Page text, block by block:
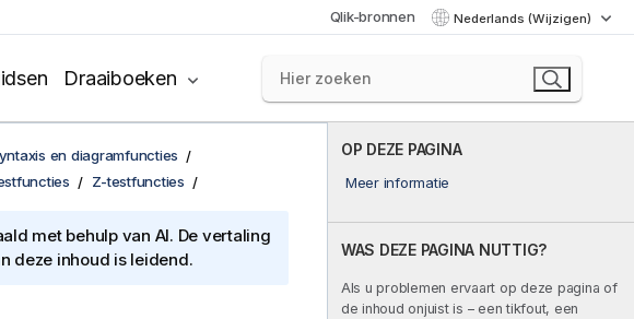
Qlik-bronnen Nederlands (Wijzigen)
Draaiboeken
OP DEZE PAGINA
Meer informatie
WAS DEZE PAGINA NUTTIG?
Als u problemen ervaart op deze pagina of
de inhoud onjuist is – een tikfout, een
en diagramfuncties
Z-testfuncties
met behulp van AI. De vertaling
deze inhoud is leidend.